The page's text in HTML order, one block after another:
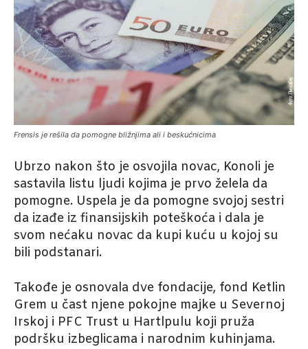
Frensis je rešila da pomogne bližnjima ali i beskućnicima
Ubrzo nakon što je osvojila novac, Konoli je
sastavila listu ljudi kojima je prvo želela da
pomogne. Uspela je da pomogne svojoj sestri
da izađe iz finansijskih poteškoća i dala je
svom nećaku novac da kupi kuću u kojoj su
bili podstanari.
Takođe je osnovala dve fondacije, fond Ketlin
Grem u čast njene pokojne majke u Severnoj
Irskoj i PFC Trust u Hartlpulu koji pruža
podršku izbeglicama i narodnim kuhinjama.